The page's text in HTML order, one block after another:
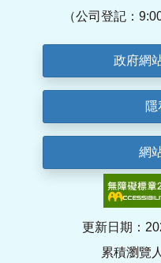
（公司登記：
政府網
網
更新日期：
累積瀏覽